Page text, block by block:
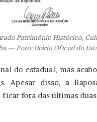
Patrimônio Histórico,
— Foto: Diário Oficial do
do estadual, mas
Apesar disso, a
fora das últimas